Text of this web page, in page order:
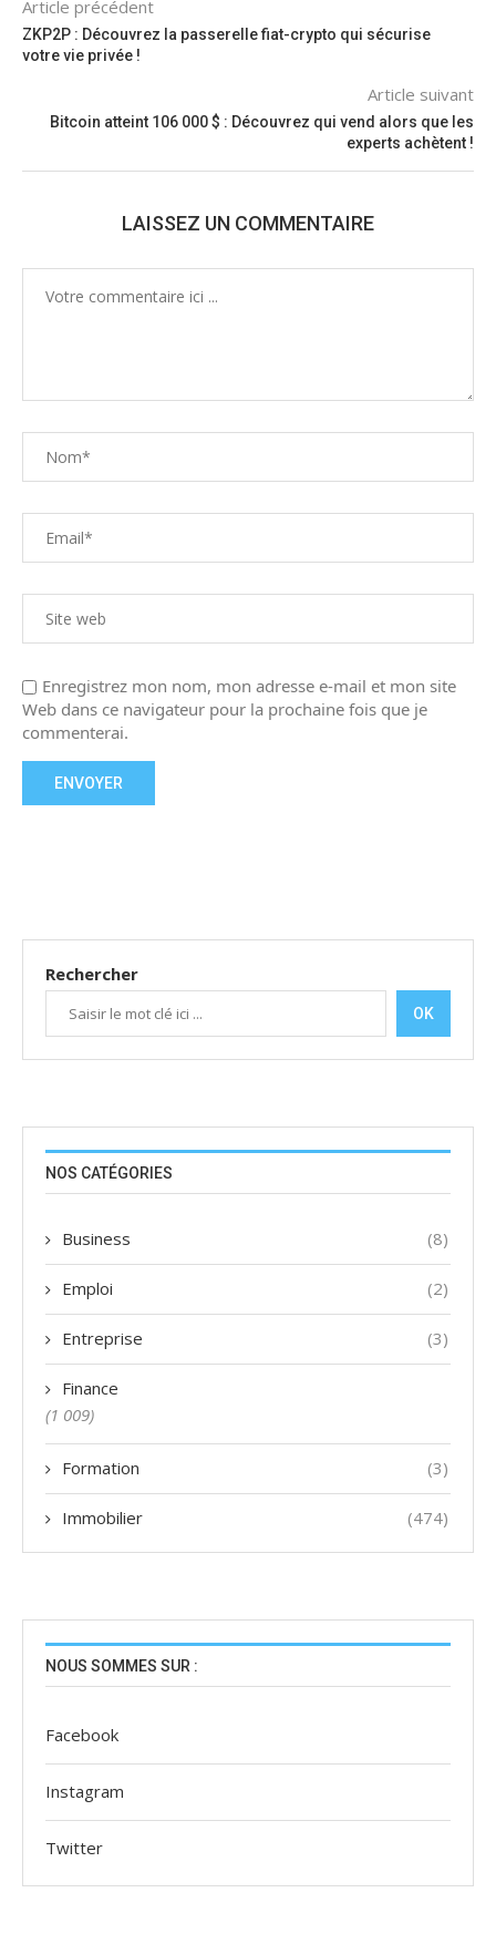
Article précédent
ZKP2P : Découvrez la passerelle fiat-crypto qui sécurise
votre vie privée !
Article suivant
Bitcoin atteint 106 000 $ : Découvrez qui vend alors que les
experts achètent !
LAISSEZ UN COMMENTAIRE
Enregistrez mon nom, mon adresse e-mail et mon site
Web dans ce navigateur pour la prochaine fois que je
commenterai.
Rechercher
OK
NOS CATÉGORIES
Business (8)
Emploi (2)
Entreprise (3)
Finance
(1 009)
Formation (3)
Immobilier (474)
NOUS SOMMES SUR :
Facebook
Instagram
Twitter